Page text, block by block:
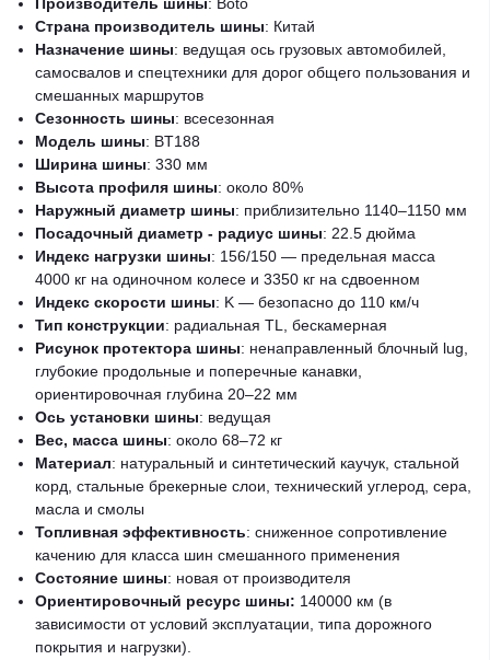
Страна производитель шины: Китай
Назначение шины: ведущая ось грузовых автомобилей,
самосвалов и спецтехники для дорог общего пользования и
смешанных маршрутов
Сезонность шины: всесезонная
Модель шины: BT188
Ширина шины: 330 мм
Высота профиля шины: около 80%
Наружный диаметр шины: приблизительно 1140–1150 мм
Посадочный диаметр - радиус шины: 22.5 дюйма
Индекс нагрузки шины: 156/150 — предельная масса
4000 кг на одиночном колесе и 3350 кг на сдвоенном
Индекс скорости шины: K — безопасно до 110 км/ч
Тип конструкции: радиальная TL, бескамерная
Рисунок протектора шины: ненаправленный блочный lug,
глубокие продольные и поперечные канавки,
ориентировочная глубина 20–22 мм
Ось установки шины: ведущая
Вес, масса шины: около 68–72 кг
Материал: натуральный и синтетический каучук, стальной
корд, стальные брекерные слои, технический углерод, сера,
масла и смолы
Топливная эффективность: сниженное сопротивление
качению для класса шин смешанного применения
Состояние шины: новая от производителя
Ориентировочный ресурс шины: 140000 км (в
зависимости от условий эксплуатации, типа дорожного
покрытия и нагрузки).